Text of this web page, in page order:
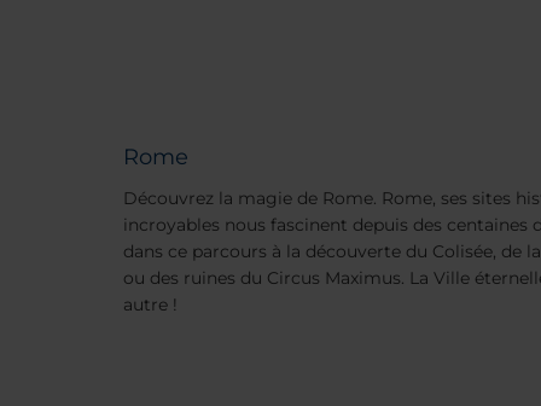
Rome
Découvrez la magie de Rome. Rome, ses sites
incroyables nous fascinent depuis des centaines
dans ce parcours à la découverte du Colisée, de
ou des ruines du Circus Maximus. La Ville
autre !